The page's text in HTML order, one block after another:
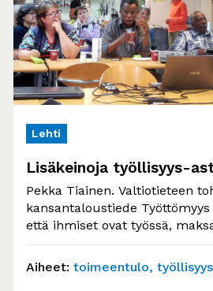
Lehti
Lisäkeinoja työllisyys-
Pekka Tiainen. Valtiotieteen
kansantaloustiede
että ihmiset ovat työssä,
menetettyinä verotuloina ja
keskimäärin 20…
Aiheet: toimeentulo työllisyys